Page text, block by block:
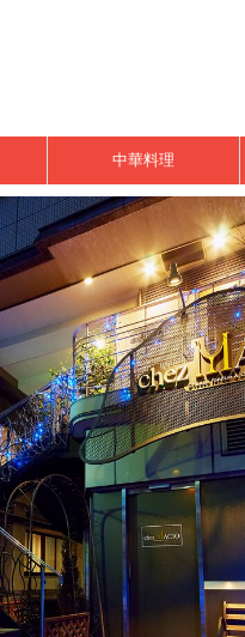
中華料理